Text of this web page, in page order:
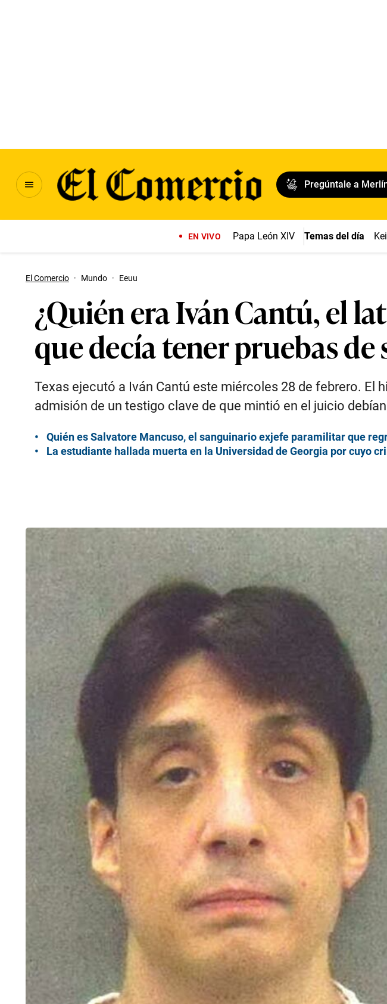
Pregúntale a
EN VIVO Papa León XIV Temas del día
El Comercio · Mundo · Eeuu
¿Quién era Iván Cantú, el
que decía tener pruebas de
Texas ejecutó a Iván Cantú este miércoles 28 de febrero. El
admisión de un testigo clave de que mintió en el juicio
Quién es Salvatore Mancuso, el sanguinario exjefe paramilitar que
La estudiante hallada muerta en la Universidad de Georgia por cuyo